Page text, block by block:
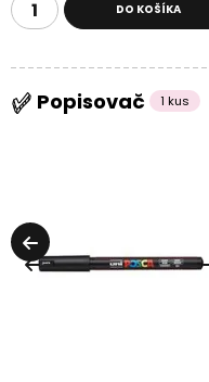
DO KOŠÍKA
Popisovač 1 kus